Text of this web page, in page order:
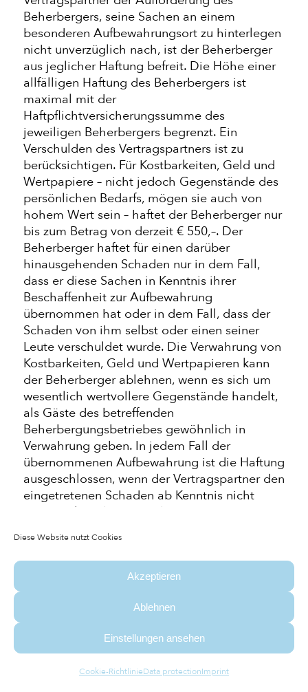
Diese Website nutzt Cookies
Akzeptieren
Ablehnen
Einstellungen ansehen
Cookie-RichtlinieData protectionImprint
Beherbergers, seine Sachen an einem
besonderen Aufbewahrungsort zu hinterlegen
nicht unverzüglich nach, ist der Beherberger
aus jeglicher Haftung befreit. Die Höhe einer
allfälligen Haftung des Beherbergers ist
maximal mit der
Haftpflichtversicherungssumme des
jeweiligen Beherbergers begrenzt. Ein
Verschulden des Vertragspartners ist zu
berücksichtigen. Für Kostbarkeiten, Geld und
Wertpapiere – nicht jedoch Gegenstände des
persönlichen Bedarfs, mögen sie auch von
hohem Wert sein – haftet der Beherberger nur
bis zum Betrag von derzeit € 550,–. Der
Beherberger haftet für einen darüber
hinausgehenden Schaden nur in dem Fall,
dass er diese Sachen in Kenntnis ihrer
Beschaffenheit zur Aufbewahrung
übernommen hat oder in dem Fall, dass der
Schaden von ihm selbst oder einen seiner
Leute verschuldet wurde. Die Verwahrung von
Kostbarkeiten, Geld und Wertpapieren kann
der Beherberger ablehnen, wenn es sich um
wesentlich wertvollere Gegenstände handelt,
als Gäste des betreffenden
Beherbergungsbetriebes gewöhnlich in
Verwahrung geben. In jedem Fall der
übernommenen Aufbewahrung ist die Haftung
ausgeschlossen, wenn der Vertragspartner den
eingetretenen Schaden ab Kenntnis nicht
unverzüglich dem Beherberger anzeigt.
7.2 Für technische Störungen insbesondere
der WLAN- Internetverbindung,
Unterbrechungen oder Störungen der
Energieversorgung (Strom, Wasser etc.) sowie
der Beherberger keine Haftung.
wird die Haftung des Beherbergers für leichte
Personenschäden, ausgeschlossen.